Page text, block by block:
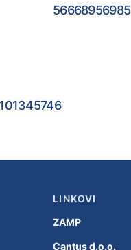
56668956985
LINKOVI
ZAMP
Cantus d.o.o.